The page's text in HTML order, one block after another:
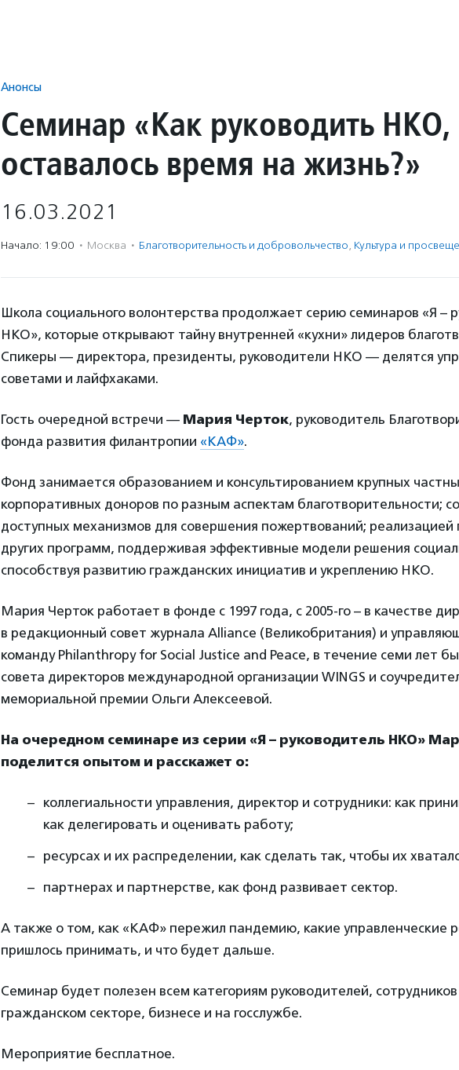
Анонсы
Семинар «Как руководить
оставалось время на жизнь?»
16.03.2021
Начало: 19:00 · Москва · Благотвори­тель­ность и доброволь­чест­во, Культура и
Школа социального волонтерства продолжает серию семинаров «Я –
НКО», которые открывают тайну внутренней «кухни» лидеров
Спикеры — директора, президенты, руководители НКО — делятся
советами и лайфхаками.
Гость очередной встречи — Мария Черток, руководитель
фонда развития филантропии «КАФ».
Фонд занимается образованием и консультированием крупных
корпоративных доноров по разным аспектам благотворительности;
доступных механизмов для совершения пожертвований; реализацией
других программ, поддерживая эффективные модели решения
способствуя развитию гражданских инициатив и укреплению НКО.
Мария Черток работает в фонде с 1997 года, с 2005-го – в качестве
в редакционный совет журнала Alliance (Великобритания) и
команду Philanthropy for Social Justice and Peace, в течение семи лет
совета директоров международной организации WINGS и
мемориальной премии Ольги Алексеевой.
На очередном семинаре из серии «Я – руководитель НКО»
поделится опытом и расскажет о:
коллегиальности управления, директор и сотрудники: как
как делегировать и оценивать работу;
ресурсах и их распределении, как сделать так, чтобы их
партнерах и партнерстве, как фонд развивает сектор.
А также о том, как «КАФ» пережил пандемию, какие управленческие
пришлось принимать, и что будет дальше.
Семинар будет полезен всем категориям руководителей,
гражданском секторе, бизнесе и на госслужбе.
Мероприятие бесплатное.